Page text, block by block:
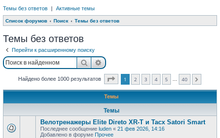
Темы без ответов | Активные темы
Список форумов Поиск Темы без ответов
Темы без ответов
Перейти к расширенному поиску
ПоискРасширенный поиск
Найдено более 1000 результатов Страница из
1 2 3 4 5 40
Темы
Темы
Велотренажеры Elite Direto XR-T и Tacx Satori Smart
Последнее сообщение luden « 21 фев 2026, 14:16
Добавлено в форуме Прочее